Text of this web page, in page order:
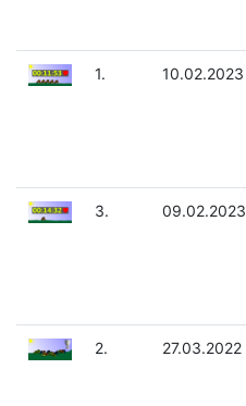
1. 10.02.2023
3. 09.02.2023
2. 27.03.2022